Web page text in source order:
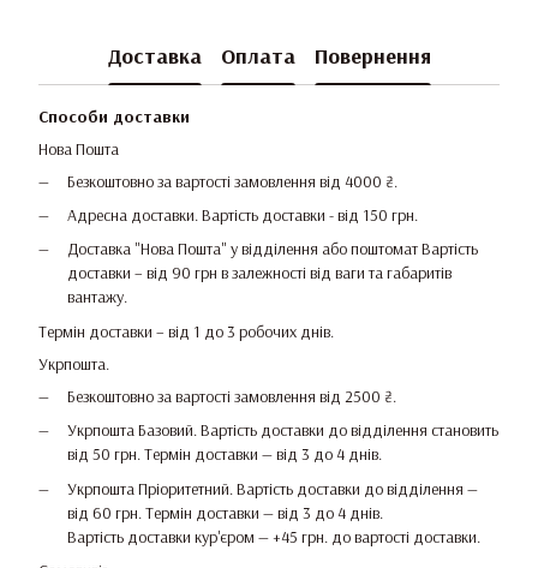
Доставка Оплата Повернення
Способи доставки
Нова Пошта
Безкоштовно за вартості замовлення від 4000 ₴.
Адресна доставки. Вартість доставки - від 150 грн.
Доставка "Нова Пошта" у відділення або поштомат Вартість
доставки – від 90 грн в залежності від ваги та габаритів
вантажу.
Термін доставки – від 1 до 3 робочих днів.
Укрпошта.
Безкоштовно за вартості замовлення від 2500 ₴.
Укрпошта Базовий. Вартість доставки до відділення становить
від 50 грн. Термін доставки — від 3 до 4 днів.
Укрпошта Пріоритетний. Вартість доставки до відділення —
від 60 грн. Термін доставки — від 3 до 4 днів.
Вартість доставки кур'єром — +45 грн. до вартості доставки.